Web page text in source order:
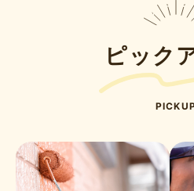
ピック